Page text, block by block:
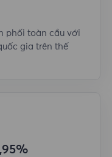
phối toàn cầu với
gia trên thế